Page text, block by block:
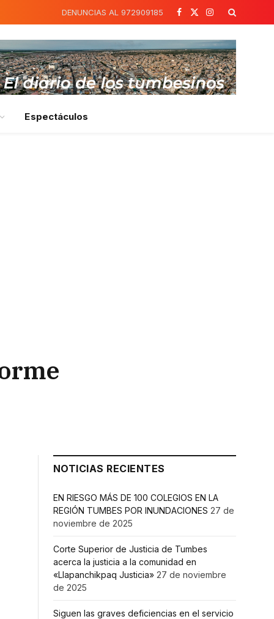
DENUNCIAS AL 972909185
Facebook
X
Instagram
Espectáculos
NOTICIAS RECIENTES
EN RIESGO MÁS DE 100 COLEGIOS EN LA
REGIÓN TUMBES POR INUNDACIONES 27 de
noviembre de 2025
Corte Superior de Justicia de Tumbes
acerca la justicia a la comunidad en
«Llapanchikpaq Justicia» 27 de noviembre
de 2025
Siguen las graves deficiencias en el servicio